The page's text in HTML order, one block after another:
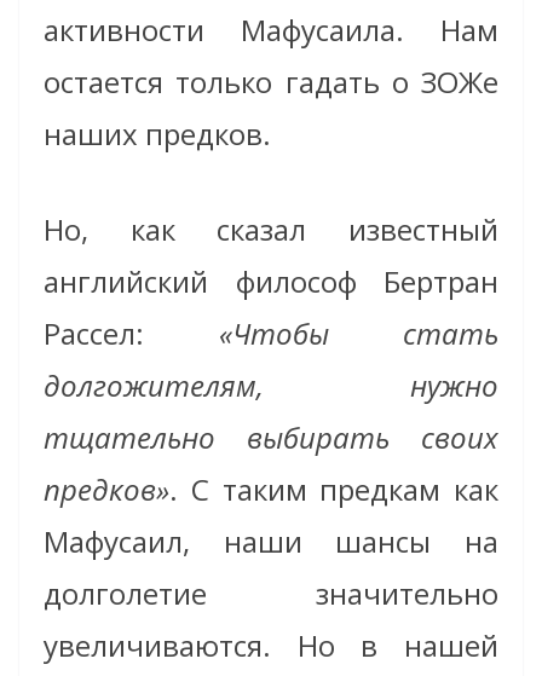
активности Мафусаила. Нам
остается только гадать о ЗОЖе
наших предков.
Но, как сказал известный
английский философ Бертран
Рассел: «Чтобы стать
долгожителям, нужно
тщательно выбирать своих
предков». С таким предкам как
Мафусаил, наши шансы на
долголетие значительно
увеличиваются. Но в нашей